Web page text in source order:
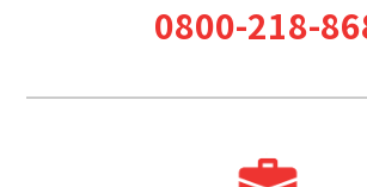
0800-218-